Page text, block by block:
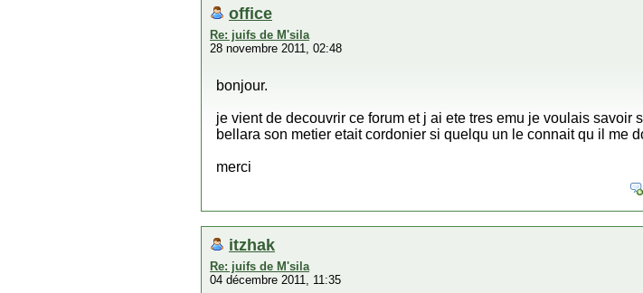
office
Re: juifs de M'sila
28 novembre 2011, 02:48
bonjour.
je vient de decouvrir ce forum et j ai ete tres emu je voulais
bellara son metier etait cordonier si quelqu un le connait qu il me
merci
itzhak
Re: juifs de M'sila
04 décembre 2011, 11:35